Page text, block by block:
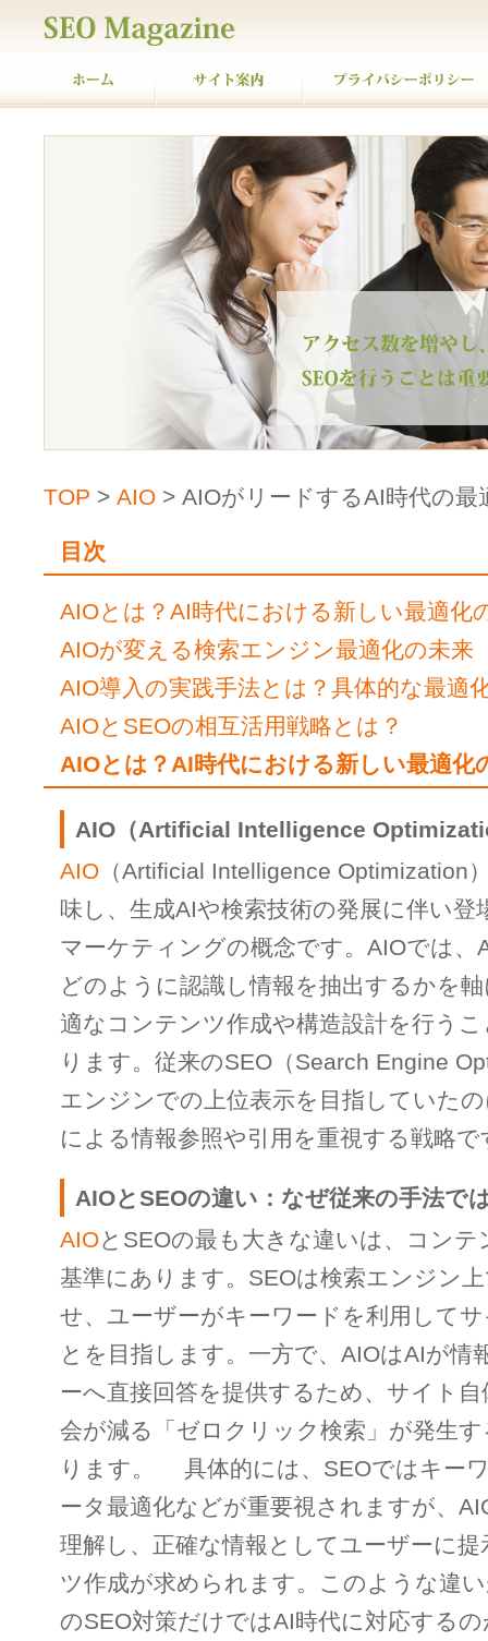
TOP > AIO > AIOがリードするAI時代の最
目次
AIOとは？AI時代における新しい最適化
AIOが変える検索エンジン最適化の未来
AIO導入の実践手法とは？具体的な最適
AIOとSEOの相互活用戦略とは？
AIOとは？AI時代における新しい最適化
AIO（Artificial Intelligence
AIO （Artificial Intelligence Optimization
味し、生成AIや検索技術の発展に伴い登
マーケティングの概念です。AIOでは、
どのように認識し情報を抽出するかを
適なコンテンツ作成や構造設計を行う
ります。従来のSEO（Search Engine
エンジンでの上位表示を目指していた
による情報参照や引用を重視する戦略で
AIOとSEOの違い：なぜ従来の手法で
AIOとSEOの最も大きな違いは、コンテ
基準にあります。SEOは検索エンジン
せ、ユーザーがキーワードを利用して
とを目指します。一方で、AIOはAIが情
ーへ直接回答を提供するため、サイト
会が減る「ゼロクリック検索」が発生
ります。 具体的には、SEOではキー
ータ最適化などが重要視されますが、
理解し、正確な情報としてユーザーに
ツ作成が求められます。このような違
のSEO対策だけではAI時代に対応する